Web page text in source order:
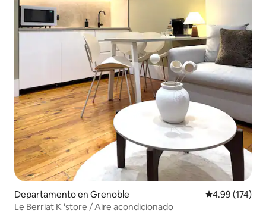
Departamento en Grenoble Calificación
4.99 (174)
Le Berriat K 'store / Aire acondicionado